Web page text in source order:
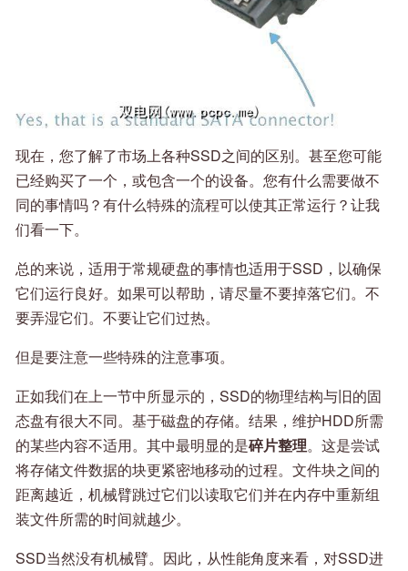
现在，您了解了市场上各种SSD之间的区别。甚至您可能
已经购买了一个，或包含一个的设备。您有什么需要做不
同的事情吗？有什么特殊的流程可以使其正常运行？让我
们看一下。
总的来说，适用于常规硬盘的事情也适用于SSD，以确保
它们运行良好。如果可以帮助，请尽量不要掉落它们。不
要弄湿它们。不要让它们过热。
但是要注意一些特殊的注意事项。
正如我们在上一节中所显示的，SSD的物理结构与旧的固
态盘有很大不同。基于磁盘的存储。结果，维护HDD所需
的某些内容不适用。其中最明显的是碎片整理。这是尝试
将存储文件数据的块更紧密地移动的过程。文件块之间的
距离越近，机械臂跳过它们以读取它们并在内存中重新组
装文件所需的时间就越少。
SSD当然没有机械臂。因此，从性能角度来看，对SSD进